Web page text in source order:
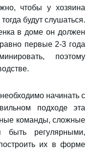
чтобы у хозяина
будут слушаться.
в доме он должен
первые 2-3 года
поэтому
начинать с
подходе эта
команды, сложные
быть регулярными,
их в форме